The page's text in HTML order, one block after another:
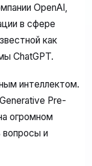
OpenAI,
в сфере
как
ChatGPT.
интеллектом.
Pre-
огромном
вопросы и